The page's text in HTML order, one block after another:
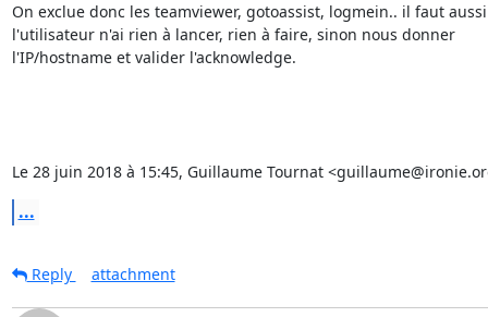
On exclue donc les teamviewer, gotoassist, logmein.. il faut
l'utilisateur n'ai rien à lancer, rien à faire, sinon nous donner
l'IP/hostname et valider l'acknowledge.
Le 28 juin 2018 à 15:45, Guillaume Tournat
...
Reply attachment